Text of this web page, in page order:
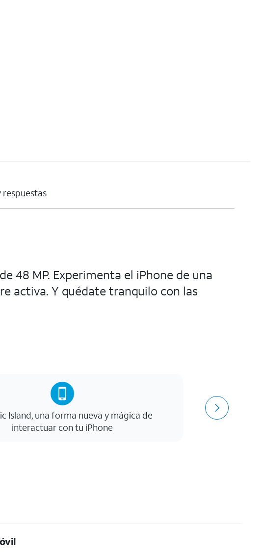
respuestas
48 MP. Experimenta el iPhone de una
activa. Y quédate tranquilo con las
Island, una forma nueva y mágica de
interactuar con tu iPhone
Cámara